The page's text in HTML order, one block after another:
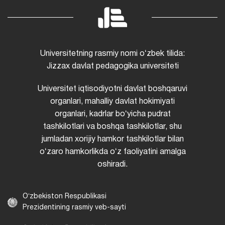
Universitetning rasmiy nomi oʻzbek tilida:
Jizzax davlat pedagogika universiteti
Universitet iqtisodiyotni davlat boshqaruvi
organlari, mahalliy davlat hokimiyati
organlari, kadrlar boʻyicha pudrat
tashkilotlari va boshqa tashkilotlar, shu
jumladan xorijiy hamkor tashkilotlar bilan
oʻzaro hamkorlikda oʻz faoliyatini amalga
oshiradi.
Oʻzbekiston Respublikasi
Prezidentining rasmiy veb-sayti